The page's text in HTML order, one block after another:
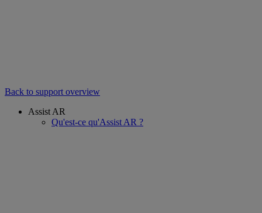
Back to support overview
Assist AR
Qu'est-ce qu'Assist AR ?